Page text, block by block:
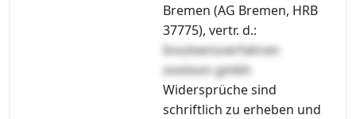
Bremen (AG Bremen, HRB
37775), vertr. d.:
Insolvenzverfahren
ovoloon gmbh
Widersprüche sind
schriftlich zu erheben und